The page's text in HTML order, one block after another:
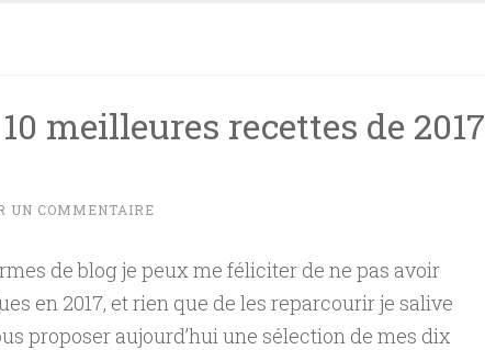
meilleures recettes de 2017
UN COMMENTAIRE
de blog je peux me féliciter de ne pas avoir
en 2017, et rien que de les reparcourir je salive
proposer aujourd’hui une sélection de mes dix